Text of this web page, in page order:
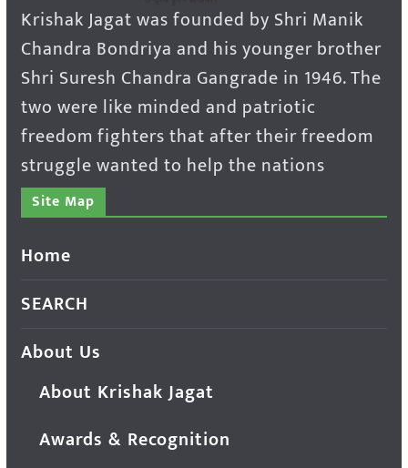
Krishak Jagat was founded by Shri Manik
Chandra Bondriya and his younger brother
Shri Suresh Chandra Gangrade in 1946. The
two were like minded and patriotic
freedom fighters that after their freedom
struggle wanted to help the nations
Site Map
Home
SEARCH
About Us
About Krishak Jagat
Awards & Recognition